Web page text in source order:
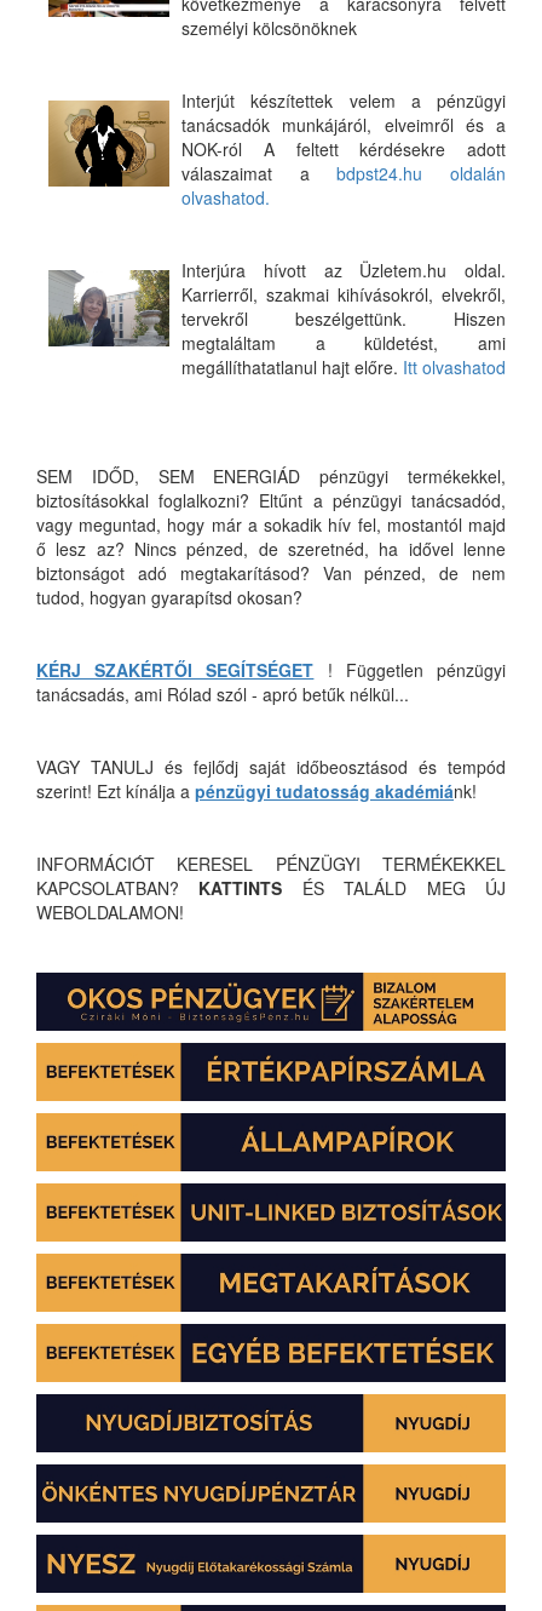
személyi kölcsönöknek
Interjút készítettek velem a pénzügyi
tanácsadók munkájáról, elveimről és a
NOK-ról A feltett kérdésekre adott
válaszaimat abdpst24.hu oldalán
olvashatod.
Interjúra hívott az Üzletem.hu oldal.
Karrierről, szakmai kihívásokról, elvekről,
tervekről beszélgettünk. Hiszen
megtaláltam a küldetést, ami
megállíthatatlanul hajt előre. Itt olvashatod
SEM IDŐD, SEM ENERGIÁD pénzügyi termékekkel,
biztosításokkal foglalkozni? Eltűnt a pénzügyi tanácsadód,
vagy meguntad, hogy már a sokadik hív fel, mostantól majd
ő lesz az? Nincs pénzed, de szeretnéd, ha idővel lenne
biztonságot adó megtakarításod? Van pénzed, de nem
tudod, hogyan gyarapítsd okosan?
KÉRJ SZAKÉRTŐI SEGÍTSÉGET ! Független pénzügyi
tanácsadás, ami Rólad szól - apró betűk nélkül...
VAGY TANULJ és fejlődj saját időbeosztásod és tempód
szerint! Ezt kínálja a pénzügyi tudatosság akadémiánk!
INFORMÁCIÓT KERESEL PÉNZÜGYI TERMÉKEKKEL
KAPCSOLATBAN? KATTINTS ÉS TALÁLD MEG ÚJ
WEBOLDALAMON!